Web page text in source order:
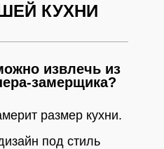
КУХНИ
извлечь из
замерщика?
размер кухни.
под стиль